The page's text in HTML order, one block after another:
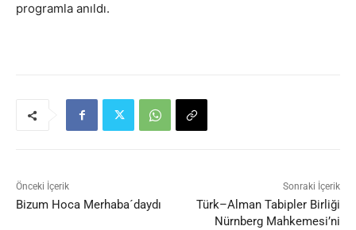
programla anıldı.
Önceki İçerik
Bizum Hoca Merhaba´daydı
Sonraki İçerik
Türk–Alman Tabipler Birliği
Nürnberg Mahkemesi’ni